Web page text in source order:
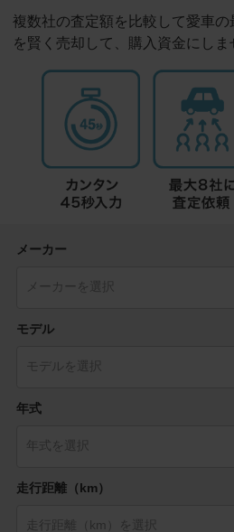
複数社の査定額を比較して愛車
を賢く売却して、購入資金にしま
メーカー
モデル
年式
走行距離（km）